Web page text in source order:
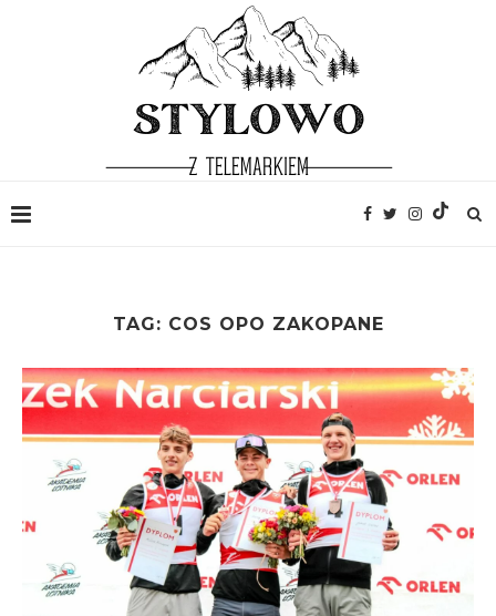
TAG: COS OPO ZAKOPANE